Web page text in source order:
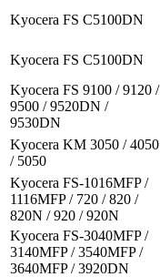
Kyocera FS C5100DN
Kyocera FS C5100DN
Kyocera FS 9100 / 9120 /
9500 / 9520DN /
9530DN
Kyocera KM 3050 / 4050
/ 5050
Kyocera FS-1016MFP /
1116MFP / 720 / 820 /
820N / 920 / 920N
Kyocera FS-3040MFP /
3140MFP / 3540MFP /
3640MFP / 3920DN